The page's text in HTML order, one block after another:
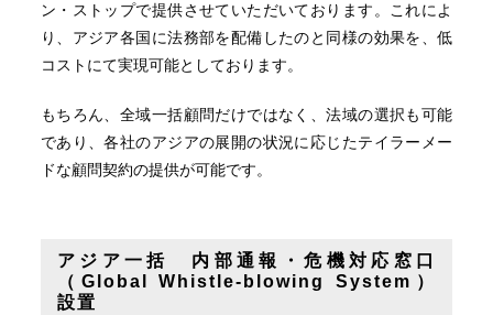
ン・ストップで提供させていただいております。これによ
り、アジア各国に法務部を配備したのと同様の効果を、低
コストにて実現可能としております。
もちろん、全域一括顧問だけではなく、法域の選択も可能
であり、各社のアジアの展開の状況に応じたテイラーメー
ドな顧問契約の提供が可能です。
アジア一括 内部通報・危機対応窓口
（Global Whistle-blowing System）
設置